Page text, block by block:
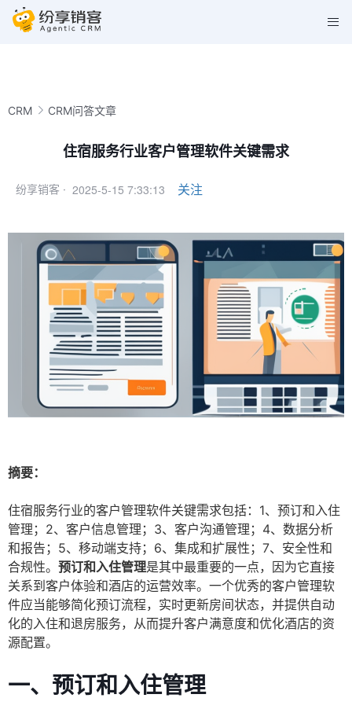
CRM CRM问答文章
住宿服务行业客户管理软件关键需求
纷享销客 · 2025-5-15 7:33:13 关注
摘要：
住宿服务行业的客户管理软件关键需求包括：1、预订和入住
管理；2、客户信息管理；3、客户沟通管理；4、数据分析
和报告；5、移动端支持；6、集成和扩展性；7、安全性和
合规性。 预订和入住管理是其中最重要的一点，因为它直接
关系到客户体验和酒店的运营效率。一个优秀的客户管理软
件应当能够简化预订流程，实时更新房间状态，并提供自动
化的入住和退房服务，从而提升客户满意度和优化酒店的资
源配置。
一、预订和入住管理